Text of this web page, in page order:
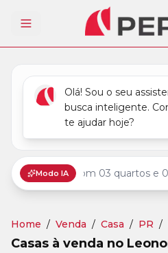
Abrir menu
Home / Venda / Casa / PR /
Casas à venda no